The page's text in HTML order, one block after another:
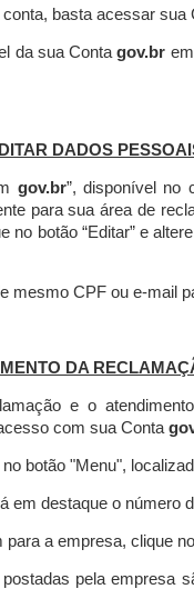
basta acessar sua
da sua Contagov.br
DADOS
gov.br”, disponível no
para sua área de
no botão “Editar” e
mesmo CPF ou e-mail
DA
e o
com sua Conta
botão "Menu",
em destaque o número
a empresa, clique
pela empresa